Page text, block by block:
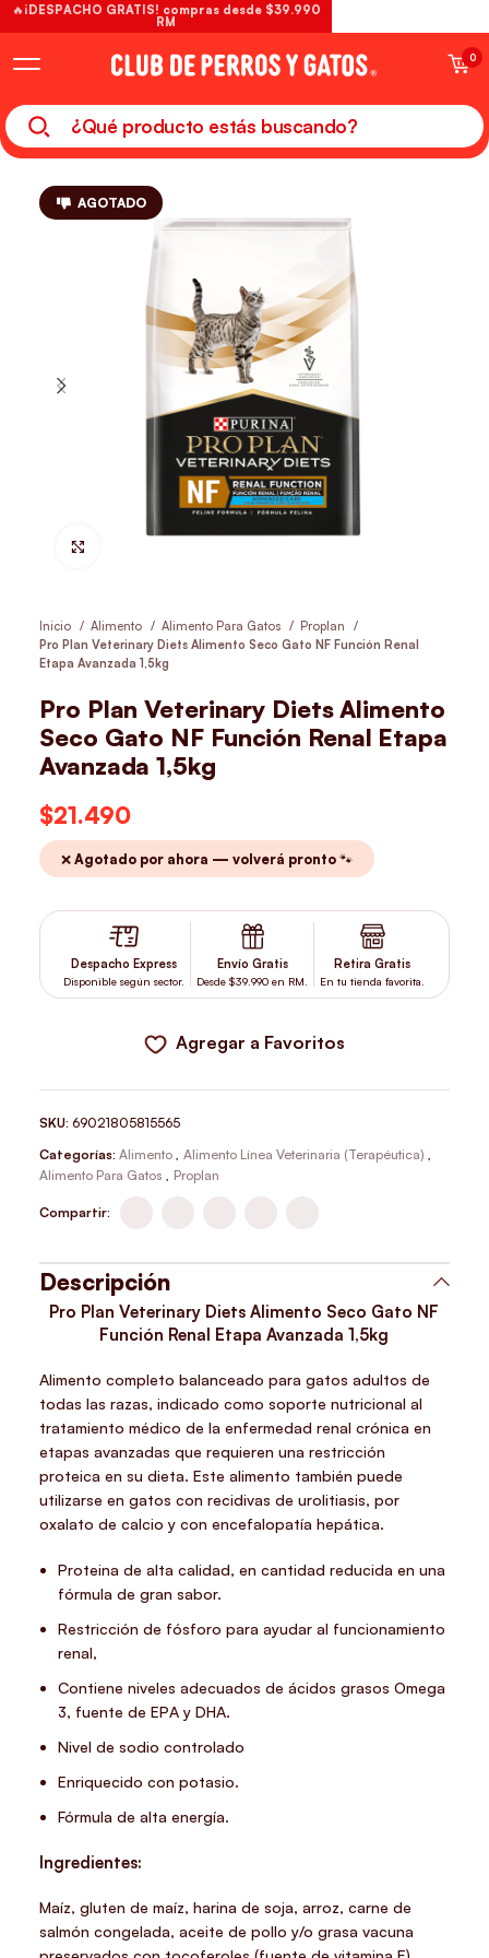
0
AGOTADO
Inicio Alimento Alimento Para Gatos
Proplan
Pro Plan Veterinary Diets Alimento Seco Gato NF Función Renal
Etapa Avanzada 1,5kg
Pro Plan Veterinary Diets Alimento
Seco Gato NF Función Renal Etapa
Avanzada 1,5kg
$21.490
❌ Agotado por ahora — volverá pronto 🐾
Despacho Express
Disponible según sector.
Envío Gratis
Desde $39.990 en RM.
Retira Gratis
En tu tienda favorita.
Agregar a Favoritos
SKU:69021805815565
Categorías: Alimento Alimento Línea Veterinaria (Terapéutica)
Alimento Para Gatos
Proplan
Compartir:
Descripción
Pro Plan Veterinary Diets Alimento Seco Gato NF
Función Renal Etapa Avanzada 1,5kg
Alimento completo balanceado para gatos adultos de
todas las razas, indicado como soporte nutricional al
tratamiento médico de la enfermedad renal crónica en
etapas avanzadas que requieren una restricción
proteica en su dieta. Este alimento también puede
utilizarse en gatos con recidivas de urolitiasis, por
oxalato de calcio y con encefalopatía hepática.
Proteina de alta calidad, en cantidad reducida en una
fórmula de gran sabor.
Restricción de fósforo para ayudar al funcionamiento
renal,
Contiene niveles adecuados de ácidos grasos Omega
3, fuente de EPA y DHA.
Nivel de sodio controlado
Enriquecido con potasio.
Fórmula de alta energía.
Ingredientes:
Maíz, gluten de maíz, harina de soja, arroz, carne de
salmón congelada, aceite de pollo y/o grasa vacuna
🔥¡DESPACHO GRATIS! compras desde $39.990
RM